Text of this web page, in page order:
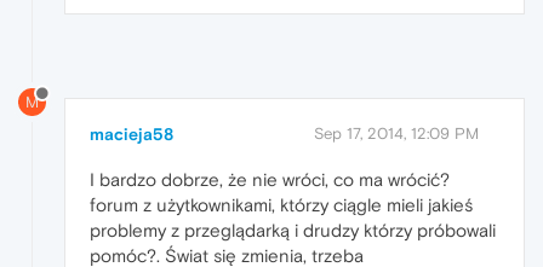
M
macieja58 Sep 17, 2014, 12:09 PM
I bardzo dobrze, że nie wróci, co ma wrócić?
forum z użytkownikami, którzy ciągle mieli jakieś
problemy z przeglądarką i drudzy którzy próbowali
pomóc?. Świat się zmienia, trzeba